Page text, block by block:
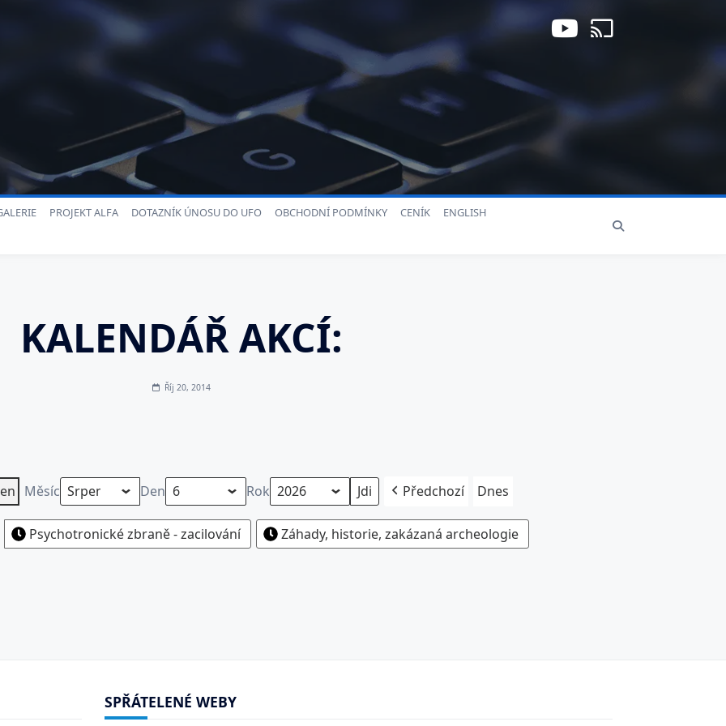
PROJEKT ALFA DOTAZNÍK ÚNOSU DO UFO OBCHODNÍ PODMÍNKY CENÍK
ENGLISH
KALENDÁŘ AKCÍ:
Říj 20, 2014
Měsíc Den Rok Předchozí Dnes
Psychotronické zbraně - zacilování Záhady, historie, zakázaná archeologie
SPŘÁTELENÉ WEBY